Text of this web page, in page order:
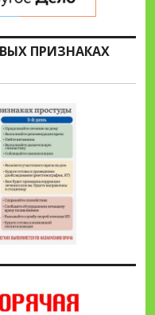
ПРИЗНАКАХ